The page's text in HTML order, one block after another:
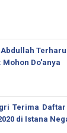
Mohon Do'anya
Terima
di Istana